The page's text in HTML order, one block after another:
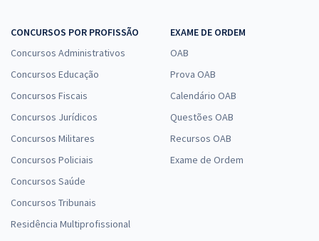
CONCURSOS POR PROFISSÃO
Concursos Administrativos
Concursos Educação
Concursos Fiscais
Concursos Jurídicos
Concursos Militares
Concursos Policiais
Concursos Saúde
Concursos Tribunais
Residência Multiprofissional
EXAME DE ORDEM
OAB
Prova OAB
Calendário OAB
Questões OAB
Recursos OAB
Exame de Ordem